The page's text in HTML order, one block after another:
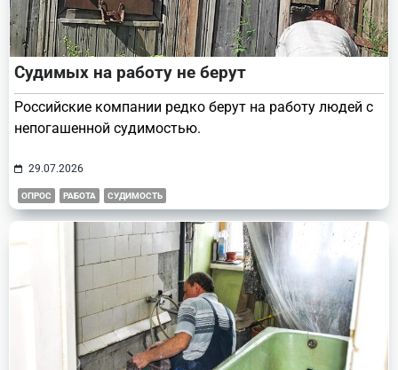
Судимых на работу не берут
Российские компании редко берут на работу людей с
непогашенной судимостью.
29.07.2026
ОПРОС РАБОТА СУДИМОСТЬ